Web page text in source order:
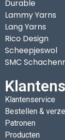
Durable
Lammy Yarns
Lang Yarns
Rico Design
Scheepjeswol
SMC
Klantenservice
Bestellen &
Patronen
Producten